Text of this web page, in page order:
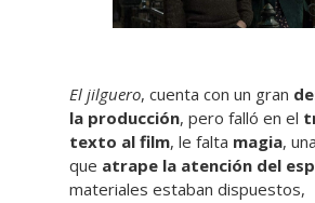
El jilguero, cuenta con un gran
la producción, pero falló en el
texto al film, le falta magia,
que atrape la atención del
materiales estaban dispuestos,